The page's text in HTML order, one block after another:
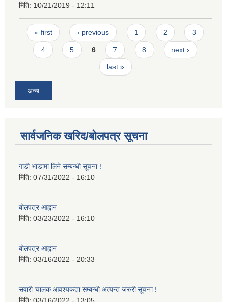
मिति: 10/21/2019 - 12:11
Pages
« first ‹ previous 1 2 3
4 5 6 7 8 next ›
last »
अन्य
सार्वजनिक खरिद/बोलपत्र सूचना
गाडी भाडामा लिने सम्बन्धी सूचना !
मिति: 07/31/2022 - 16:10
बोलपत्र आह्वान
मिति: 03/23/2022 - 16:10
बोलपत्र आह्वान
मिति: 03/16/2022 - 20:33
सवारी चालक आवश्यकता सम्बन्धी अत्यन्त जरुरी सूचना !
मिति: 03/16/2022 - 13:05